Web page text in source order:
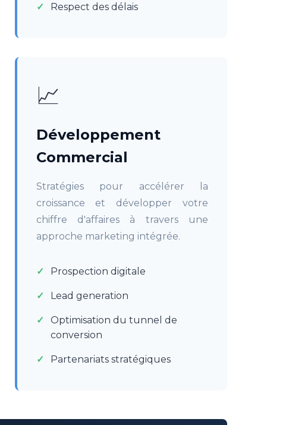
Respect des délais
📈
Développement
Commercial
Stratégies pour accélérer la
croissance et développer votre
chiffre d'affaires à travers une
approche marketing intégrée.
Prospection digitale
Lead generation
Optimisation du tunnel de
conversion
Partenariats stratégiques